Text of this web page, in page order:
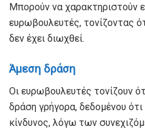
Μπορούν να χαρακτηριστούν
ευρωβουλευτές, τονίζοντας
δεν έχει διωχθεί.
Άμεση δράση
Οι ευρωβουλευτές τονίζουν
δράση γρήγορα, δεδομένου
κίνδυνος, λόγω των